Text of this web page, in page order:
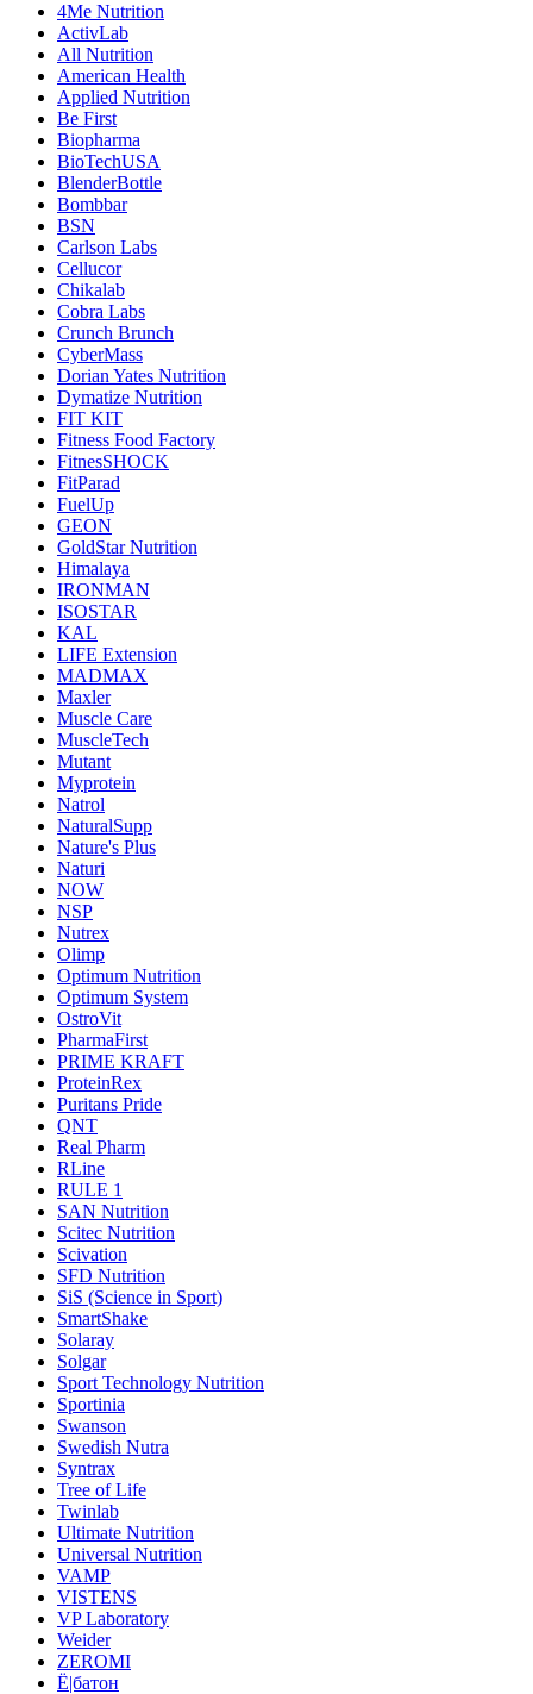
4Me Nutrition
ActivLab
All Nutrition
American Health
Applied Nutrition
Be First
Biopharma
BioTechUSA
BlenderBottle
Bombbar
BSN
Carlson Labs
Cellucor
Chikalab
Cobra Labs
Crunch Brunch
CyberMass
Dorian Yates Nutrition
Dymatize Nutrition
FIT KIT
Fitness Food Factory
FitnesSHOCK
FitParad
FuelUp
GEON
GoldStar Nutrition
Himalaya
IRONMAN
ISOSTAR
KAL
LIFE Extension
MADMAX
Maxler
Muscle Care
MuscleTech
Mutant
Myprotein
Natrol
NaturalSupp
Nature's Plus
Naturi
NOW
NSP
Nutrex
Olimp
Optimum Nutrition
Optimum System
OstroVit
PharmaFirst
PRIME KRAFT
ProteinRex
Puritans Pride
QNT
Real Pharm
RLine
RULE 1
SAN Nutrition
Scitec Nutrition
Scivation
SFD Nutrition
SiS (Science in Sport)
SmartShake
Solaray
Solgar
Sport Technology Nutrition
Sportinia
Swanson
Swedish Nutra
Syntrax
Tree of Life
Twinlab
Ultimate Nutrition
Universal Nutrition
VAMP
VISTENS
VP Laboratory
Weider
ZEROMI
Ё|батон